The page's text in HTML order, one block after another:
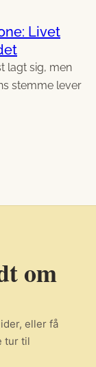
Livet
lagt sig, men
stemme lever
om
eller få
tur til